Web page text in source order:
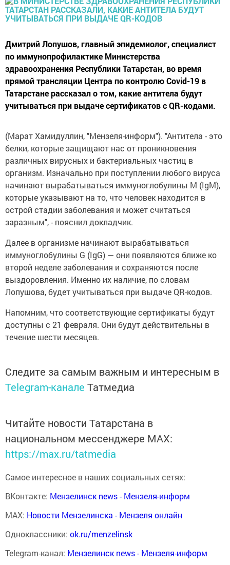
Дмитрий Лопушов, главный эпидемиолог, специалист
по иммунопрофилактике Министерства
здравоохранения Республики Татарстан, во время
прямой трансляции Центра по контролю Covid-19 в
Татарстане рассказал о том, какие антитела будут
учитываться при выдаче сертификатов с QR-кодами.
(Марат Хамидуллин, "Мензеля-информ"). "Антитела - это
белки, которые защищают нас от проникновения
различных вирусных и бактериальных частиц в
организм. Изначально при поступлении любого вируса
начинают вырабатываться иммуноглобулины М (IgM),
которые указывают на то, что человек находится в
острой стадии заболевания и может считаться
заразным", - пояснил докладчик.
Далее в организме начинают вырабатываться
иммуноглобулины G (IgG) — они появляются ближе ко
второй неделе заболевания и сохраняются после
выздоровления. Именно их наличие, по словам
Лопушова, будет учитываться при выдаче QR-кодов.
Напомним, что соответствующие сертификаты будут
доступны с 21 февраля. Они будут действительны в
течение шести месяцев.
Следите за самым важным и интересным в
Telegram-канале Татмедиа
Читайте новости Татарстана в
национальном мессенджере MАХ:
https://max.ru/tatmedia
Самое интересное в наших социальных сетях:
ВКонтакте: Мензелинск news - Мензеля-информ
MAX: Новости Мензелинска - Мензеля онлайн
Одноклассники: ok.ru/menzelinsk
Telegram-канал: Мензелинск news - Мензеля-информ